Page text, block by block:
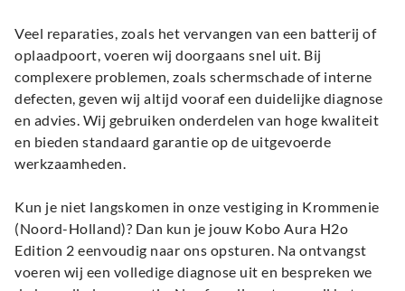
Veel reparaties, zoals het vervangen van een batterij of
oplaadpoort, voeren wij doorgaans snel uit. Bij
complexere problemen, zoals schermschade of interne
defecten, geven wij altijd vooraf een duidelijke diagnose
en advies. Wij gebruiken onderdelen van hoge kwaliteit
en bieden standaard garantie op de uitgevoerde
werkzaamheden.
Kun je niet langskomen in onze vestiging in Krommenie
(Noord-Holland)? Dan kun je jouw Kobo Aura H2o
Edition 2 eenvoudig naar ons opsturen. Na ontvangst
voeren wij een volledige diagnose uit en bespreken we